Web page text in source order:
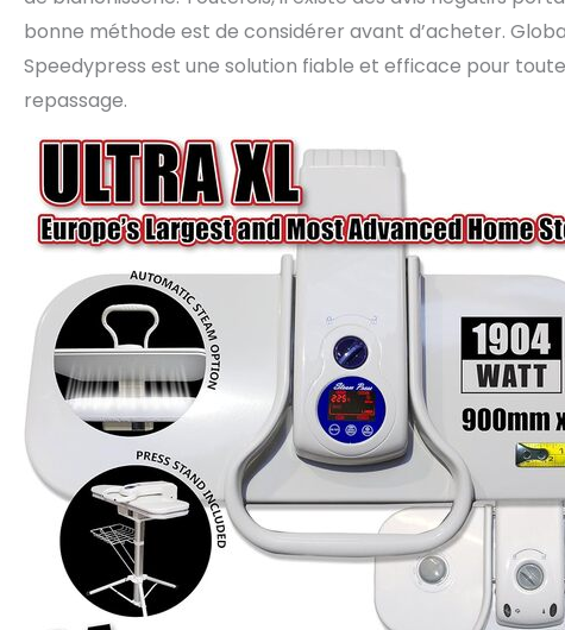
bonne méthode est de considérer avant d’acheter.
Speedypress est une solution fiable et efficace pour
repassage.